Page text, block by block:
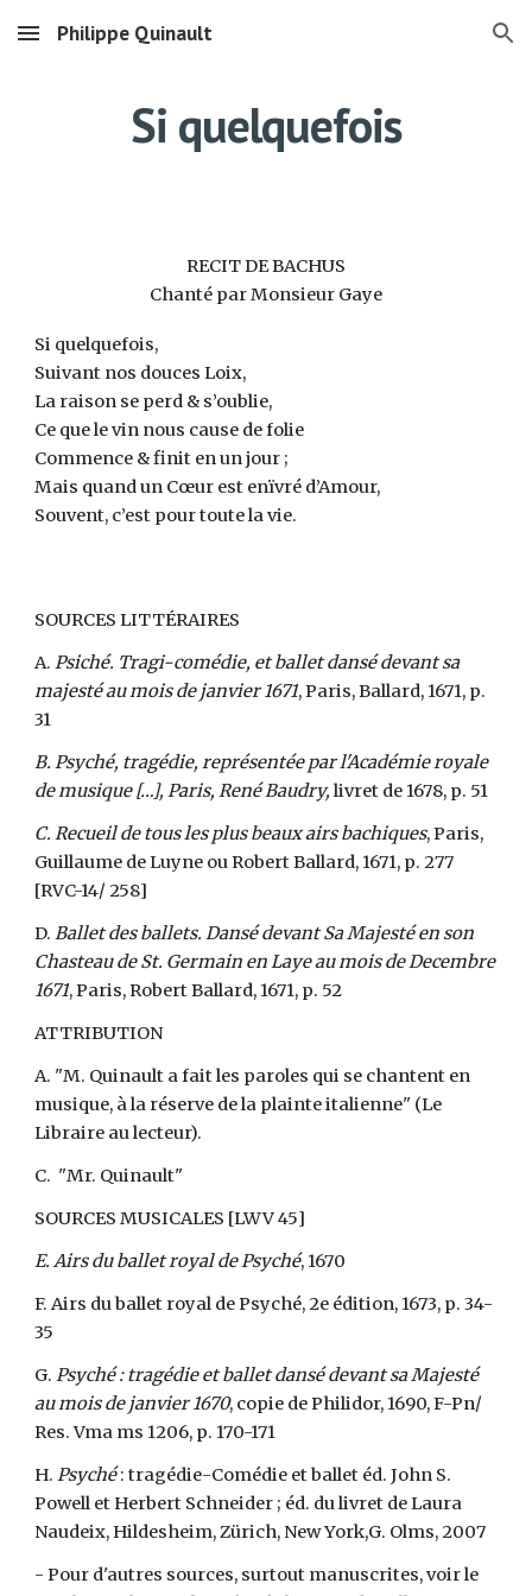
Skip to main content Skip to navigation
Philippe Quinault
Si quelquefois
RECIT DE BACHUS
Chanté par Monsieur Gaye
Si quelquefois,
Suivant nos douces Loix,
La raison se perd & s’oublie,
Ce que le vin nous cause de folie
Commence & finit en un jour ;
Mais quand un Cœur est enïvré d’Amour,
Souvent, c’est pour toute la vie.
SOURCES LITTÉRAIRES
A.Psiché. Tragi-comédie, et ballet dansé devant sa
majesté au mois de janvier 1671, Paris, Ballard, 1671, p.
31
B. Psyché, tragédie, représentée par l'Académie royale
de musique […], Paris, René Baudry,livret de 1678, p. 51
C. Recueil de tous les plus beaux airs bachiques, Paris,
Guillaume de Luyne ou Robert Ballard, 1671, p. 277
[RVC-14/ 258]
D.Ballet des ballets. Dansé devant Sa Majesté en son
Chasteau de St. Germain en Laye au mois de Decembre
1671, Paris, Robert Ballard, 1671, p. 52
ATTRIBUTION
A. "M. Quinault a fait les paroles qui se chantent en
musique, à la réserve de la plainte italienne" (Le
Libraire au lecteur).
C. "Mr. Quinault"
SOURCES MUSICALES [LWV 45]
E. Airs du ballet royal de Psyché, 1670
F. Airs du ballet royal de Psyché, 2e édition, 1673, p. 34-
35
G.Psyché : tragédie et ballet dansé devant sa Majesté
au mois de janvier 1670, copie de Philidor, 1690, F-Pn/
Res. Vma ms 1206, p. 170-171
H.Psyché: tragédie-Comédie et ballet éd. John S.
Powell et Herbert Schneider ; éd. du livret de Laura
Naudeix, Hildesheim, Zürich, New York,G. Olms, 2007
- Pour d'autres sources, surtout manuscrites, voir le